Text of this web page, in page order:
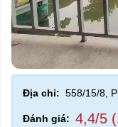
Địa chỉ: 558/15/8,
Đánh giá: 4,4/5